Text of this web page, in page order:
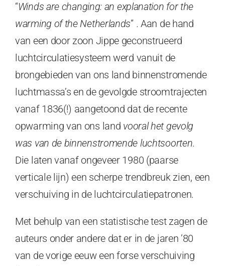
“Winds are changing: an explanation for the
warming of the Netherlands” . Aan de hand
van een door zoon Jippe geconstrueerd
luchtcirculatiesysteem werd vanuit de
brongebieden van ons land binnenstromende
luchtmassa’s en de gevolgde stroomtrajecten
vanaf 1836(!) aangetoond dat de recente
opwarming van ons land vooral het gevolg
was van de binnenstromende luchtsoorten.
Die laten vanaf ongeveer 1980 (paarse
verticale lijn) een scherpe trendbreuk zien, een
verschuiving in de luchtcirculatiepatronen.
Met behulp van een statistische test zagen de
auteurs onder andere dat er in de jaren ’80
van de vorige eeuw een forse verschuiving